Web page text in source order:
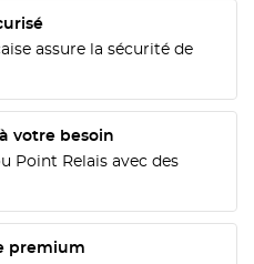
assure la sécurité de
votre besoin
Point Relais avec des
premium
une nouvelle liste
D'ENVIES
une liste d'envies
pour ajouter des produits